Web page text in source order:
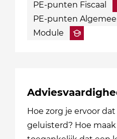
PE-punten Fiscaal
PE-punten
Module
Hoe zorg je ervoor
geluisterd? Hoe